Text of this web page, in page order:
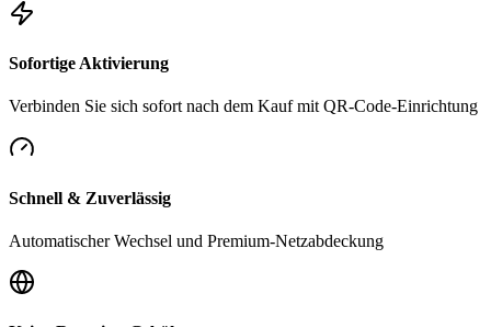
Sofortige Aktivierung
Verbinden Sie sich sofort nach dem Kauf mit QR-Code-Einrichtung
Schnell & Zuverlässig
Automatischer Wechsel und Premium-Netzabdeckung